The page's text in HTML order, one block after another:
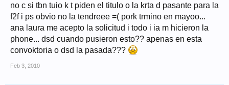
y la tercera no fui seleccionada por cuestiones de visa... como en ese
entonces estaba trabajando en el programa ICP de verano, ahi se
hacia un problema de q tenia q esperar varios meses o un anio para q
me pudieran dar la visa Q (la q les dan a los del CRP, los del ICP
tenemos la visa J1)
y asi... y ahora con esta regla nueva tengo q esperar hasta graduarme!
no?!
no c si tbn tuio k t piden el titulo o la krta d pasante para la
f2f i ps obvio no la tendreee =( pork trmino en mayoo...
ana laura me acepto la solicitud i todo i ia m hicieron la
phone... dsd cuando pusieron esto?? apenas en esta
convoktoria o dsd la pasada???
Feb 3, 2010